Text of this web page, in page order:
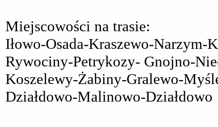
Miejscowości na trasie:
Iłowo-Osada-Kraszewo-
Rywociny-Petrykozy- Gnojno-
Koszelewy-Żabiny-Gralewo-
Działdowo-Malinowo-Działdowo